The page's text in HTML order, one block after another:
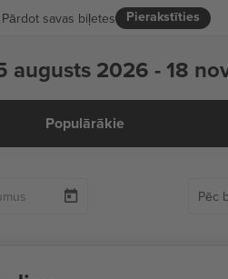
Pierakstīties
Pārdot savas biļetes
augusts 2026 - 18
Populārākie
Pēc